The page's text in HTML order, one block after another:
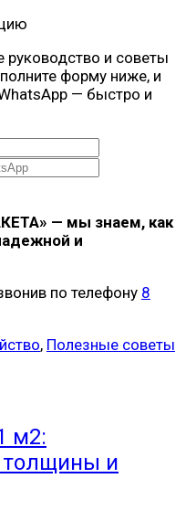
руководство и советы
форму ниже, и
— быстро и
— мы знаем, как
и
по телефону 8
, Полезные советы
м2:
толщины и